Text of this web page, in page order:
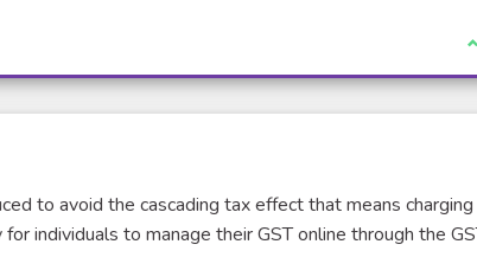
to avoid the cascading tax effect that means
individuals to manage their GST online through the